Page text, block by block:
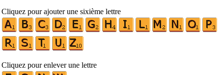
Cliquez pour ajouter une sixième lettre
Cliquez pour enlever une lettre